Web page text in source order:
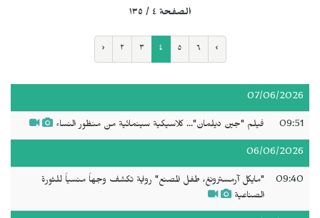
الصفحة ٤ / ١٣٥
‹ ٢ ٣ ٤ ٥ ٦ ›
07/06/2026
09:51 فيلم "جين ديلمان"... كلاسيكية سينمائية من منظور النساء
06/06/2026
09:40
"مايكل آرمسترونغ، طفل المصنع" رواية تكشف وجهاً منسياً للثورة
الصناعية